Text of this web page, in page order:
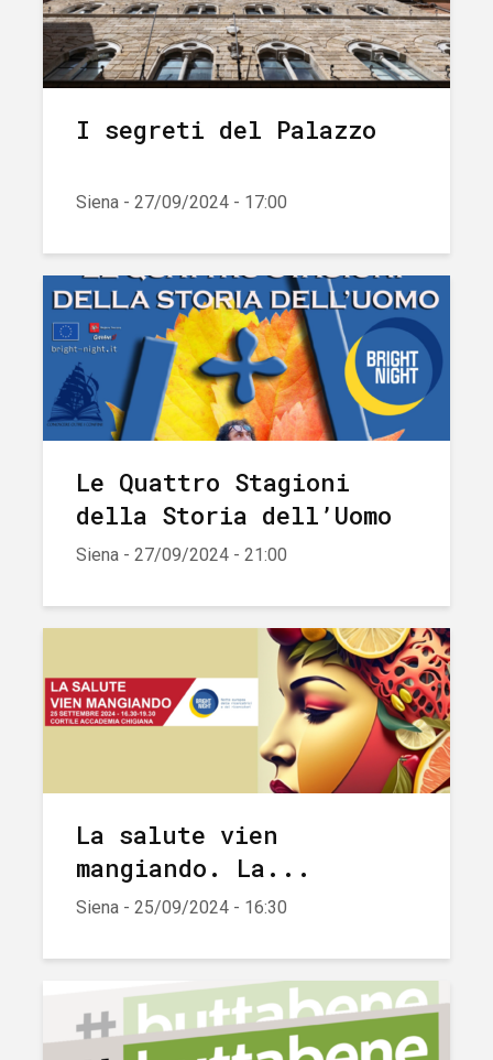
I segreti del Palazzo
Siena - 27/09/2024 - 17:00
Le Quattro Stagioni
della Storia dell’Uomo
Siena - 27/09/2024 - 21:00
La salute vien
mangiando. La...
Siena - 25/09/2024 - 16:30